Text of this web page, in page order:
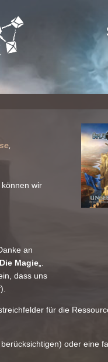
,
wir
an
Magie„.
dass uns
für die
oder eine